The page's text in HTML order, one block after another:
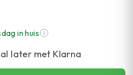
in huis
later met Klarna